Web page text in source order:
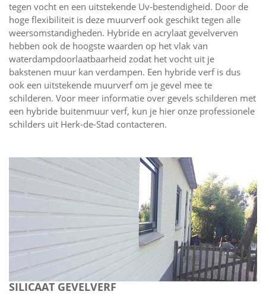
tegen vocht en een uitstekende Uv-bestendigheid. Door de
hoge flexibiliteit is deze muurverf ook geschikt tegen alle
weersomstandigheden. Hybride en acrylaat gevelverven
hebben ook de hoogste waarden op het vlak van
waterdampdoorlaatbaarheid zodat het vocht uit je
bakstenen muur kan verdampen. Een hybride verf is dus
ook een uitstekende muurverf om je gevel mee te
schilderen. Voor meer informatie over gevels schilderen met
een hybride buitenmuur verf, kun je hier onze professionele
schilders uit Herk-de-Stad contacteren.
SILICAAT GEVELVERF